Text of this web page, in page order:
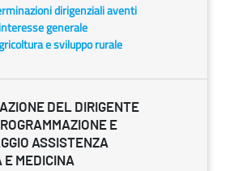
dirigenziali aventi
generale
e sviluppo rurale
DEL DIRIGENTE
E
ASSISTENZA
MEDICINA